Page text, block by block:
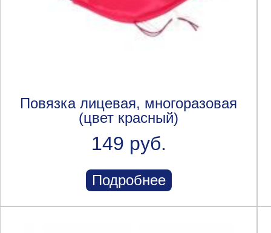
Повязка лицевая, многоразовая
(цвет красный)
149 руб.
Подробнее